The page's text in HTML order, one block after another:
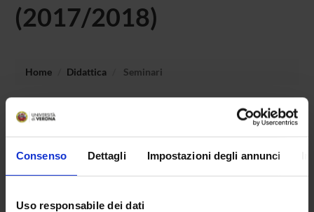
Consenso Dettagli Impostazioni degli annunci
Uso responsabile dei dati
(2017/2018)
Home Didattica Seminari
Non è stato trovato alcun seminario relativo